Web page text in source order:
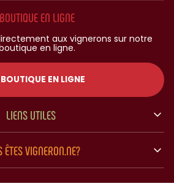
BOUTIQUE EN LIGNE
aux vignerons sur notre
en ligne.
BOUTIQUE EN LIGNE
LIENS UTILES
ÊTES VIGNERON.NE?